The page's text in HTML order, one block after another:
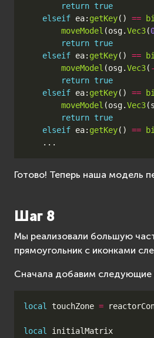
return true
elseif ea: getKey() ==
moveModel (osg.Vec3(
return true
elseif ea: getKey() ==
moveModel (osg.Vec3( -
return true
elseif ea: getKey() ==
moveModel (osg.Vec3(
return true
elseif ea: getKey() ==
...
Готово! Теперь наша модель
Шаг 8
Мы реализовали большую
прямоугольник с иконками
Сначала добавим следующие
local touchZone =
local initialMatrix